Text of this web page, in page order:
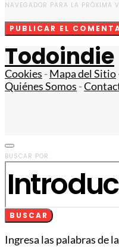
NAVEGADOR PARA LA PRÓXIMA
Todoindie
Cookies -Mapa del Sitio
Quiénes Somos -
BUSCAR POR:
BUSCAR
Ingresa las palabras de